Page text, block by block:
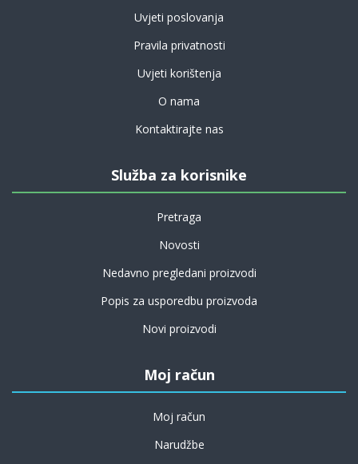
Uvjeti poslovanja
Pravila privatnosti
Uvjeti korištenja
O nama
Kontaktirajte nas
Služba za korisnike
Pretraga
Novosti
Nedavno pregledani proizvodi
Popis za usporedbu proizvoda
Novi proizvodi
Moj račun
Moj račun
Narudžbe